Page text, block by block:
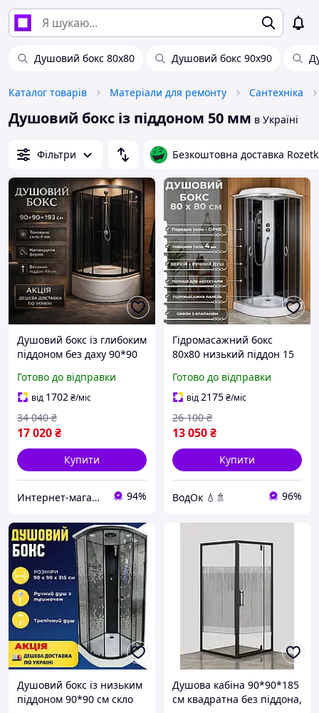
Душовий бокс 80х80 Душовий бокс 90х90
Каталог товарів Матеріали для ремонту Сантехніка
Душовий бокс із піддоном 50 мм в Україні
Фільтри Безкоштовна доставка
Душовий бокс із глибоким
піддоном без даху 90*90
прозоре
Готово до відправки
від 1702₴/міс
17 020₴
34 040 ₴
Купити
Интернет-магазин Строй Дом 94%
Гідромасажний бокс
80х80 низький піддон 15
бокси 80 на 80 гідробокс
Готово до відправки
від2175₴/міс
13 050₴
26 100 ₴
Купити
ВодОк 💧🚿 96%
Душовий бокс із низьким
піддоном 90*90 см скло
Душова кабіна 90*90*185
см квадратна без піддона,